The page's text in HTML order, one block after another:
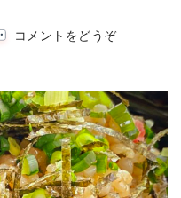
コメントをどうぞ(叙々
ぜ
ご
飯)